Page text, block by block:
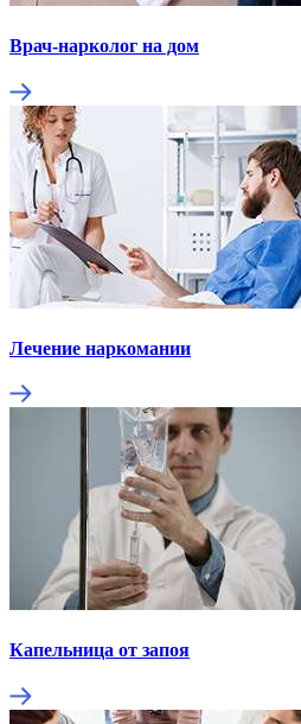
Врач-нарколог на дом
Лечение наркомании
Капельница от запоя